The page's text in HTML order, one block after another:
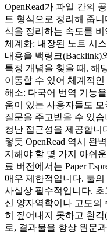
OpenRead가 파일 간의
트 형식으로 정리해 줍
식을 정리하는 속도를
체계화: 내장된 노트 시
내용을 백링크(Backlink)
특정 개념을 찾을 때, 해
이동할 수 있어 체계적
해소: 다국어 번역 기능
움이 있는 사용자들도
질문을 주고받을 수 있
청난 접근성을 제공합니
렇듯 OpenRead 역시 완
지해야 할 몇 가지 아쉬
료 버전에서는 Paper
매우 제한적입니다. 툴
사실상 필수적입니다.
신 양자역학이나 고도의
히 짚어내지 못하고 환각
로, 결과물을 항상 원문